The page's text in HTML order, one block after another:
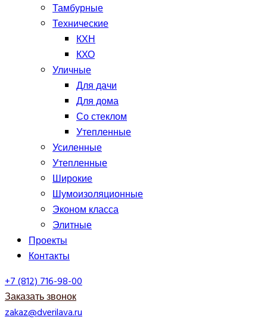
Тамбурные
Технические
КХН
КХО
Уличные
Для дачи
Для дома
Со стеклом
Утепленные
Усиленные
Утепленные
Широкие
Шумоизоляционные
Эконом класса
Элитные
Проекты
Контакты
+7 (812) 716-98-00
Заказать звонок
zakaz@dverilava.ru